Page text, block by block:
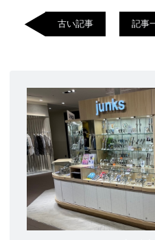
古い記事 記事